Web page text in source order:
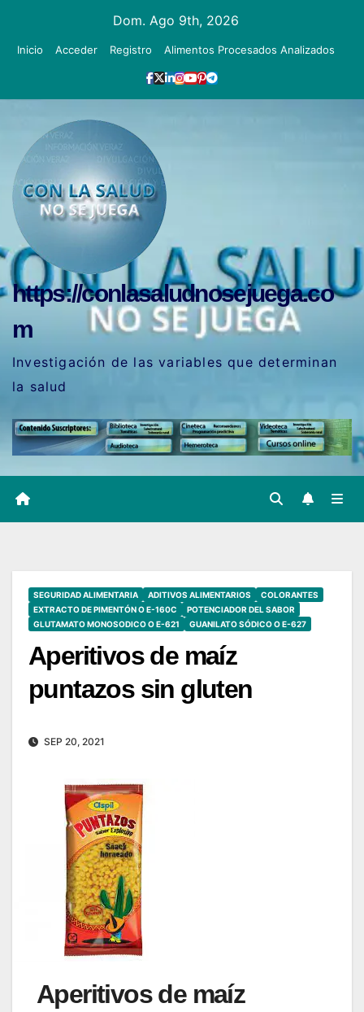
Dom. Ago 9th, 2026
Inicio Acceder Registro Alimentos Procesados Analizados
https://conlasaludnosejuega.co
m
Investigación de las variables que determinan
la salud
SEGURIDAD ALIMENTARIA ADITIVOS ALIMENTARIOS
COLORANTES
EXTRACTO DE PIMENTÓN O E-160C
POTENCIADOR DEL SABOR
GLUTAMATO MONOSODICO O E-621
GUANILATO SÓDICO O E-627
Aperitivos de maíz
puntazos sin gluten
SEP 20, 2021
Aperitivos de maíz